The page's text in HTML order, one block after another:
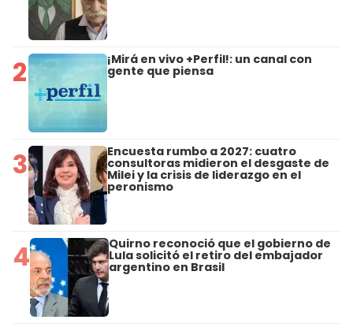
2 ¡Mirá en vivo +Perfil!: un canal con
gente que piensa
3 Encuesta rumbo a 2027: cuatro
consultoras midieron el desgaste de
Milei y la crisis de liderazgo en el
peronismo
4 Quirno reconoció que el gobierno de
Lula solicitó el retiro del embajador
argentino en Brasil